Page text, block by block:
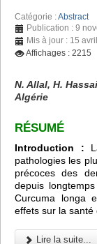
Catégorie :Abstract
Publication : 9
Mis à jour : 15
Affichages : 2215
N. Allal, H.
Algérie
RÉSUMÉ
Introduction :
pathologies les
précoces des
depuis
Curcuma longa
effets sur la santé
Lire la suite...